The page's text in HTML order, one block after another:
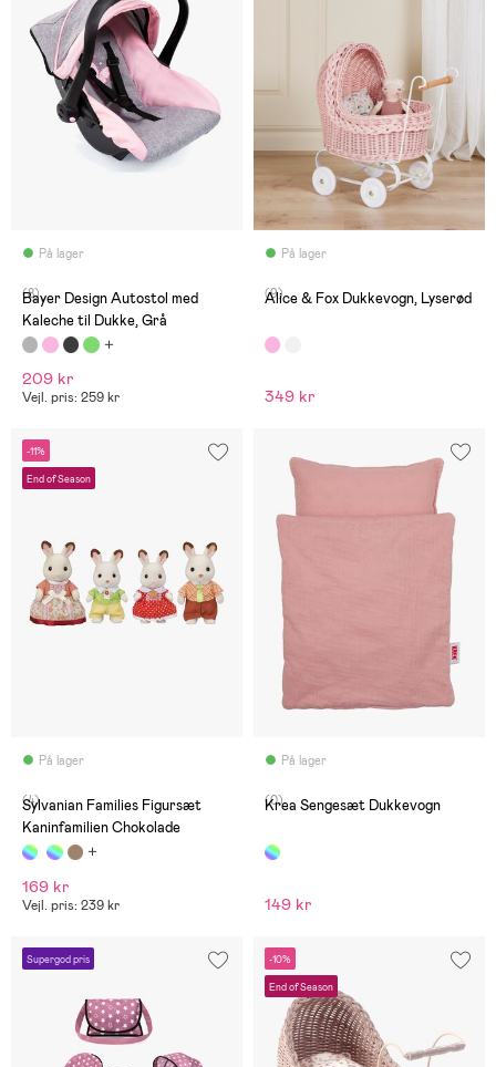
På lager
(8)
Bayer Design Autostol med
Kaleche til Dukke, Grå
209 kr
Vejl. pris: 259 kr
På lager
(9)
Alice & Fox Dukkevogn, Lyserød
349 kr
-11%
End of Season
På lager
(4)
Sylvanian Families Figursæt
Kaninfamilien Chokolade
169 kr
Vejl. pris: 239 kr
På lager
(0)
Krea Sengesæt Dukkevogn
149 kr
Supergod pris -10%
End of Season